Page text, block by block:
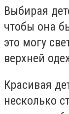
Выбирая
чтобы она
это могу
верхней
Красивая
несколько